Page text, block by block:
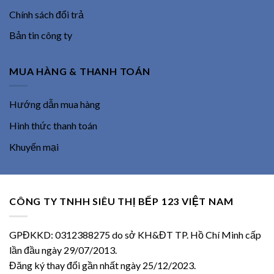
Chính sách đổi trả
Bản tin công ty
MUA HÀNG & THANH TOÁN
Hướng dẫn mua hàng
Hình thức thanh toán
Khuyến mại
CÔNG TY TNHH SIÊU THỊ BẾP 123 VIỆT NAM
GPĐKKD: 0312388275 do sở KH&ĐT TP. Hồ Chí Minh cấp
lần đầu ngày 29/07/2013.
Đăng ký thay đổi gần nhất ngày 25/12/2023.